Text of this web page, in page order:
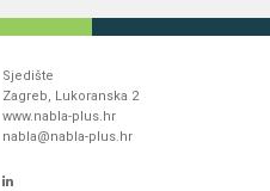
Sjedište
Zagreb, Lukoranska 2
www.nabla-plus.hr
nabla@nabla-plus.hr